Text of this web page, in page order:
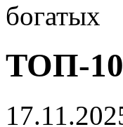
богатых
ТОП-10